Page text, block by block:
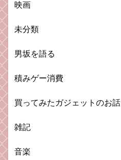
映画
未分類
男坂を語る
積みゲー消費
買ってみたガジェットのお話
雑記
音楽